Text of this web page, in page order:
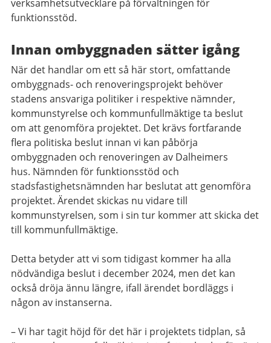
verksamhetsutvecklare på förvaltningen för
funktionsstöd.
Innan ombyggnaden sätter igång
När det handlar om ett så här stort, omfattande
ombyggnads- och renoveringsprojekt behöver
stadens ansvariga politiker i respektive nämnder,
kommunstyrelse och kommunfullmäktige ta beslut
om att genomföra projektet. Det krävs fortfarande
flera politiska beslut innan vi kan påbörja
ombyggnaden och renoveringen av Dalheimers
hus. Nämnden förfunktionsstöd och
stadsfastighetsnämnden har beslutat att genomföra
projektet. Ärendet skickas nu vidare till
kommunstyrelsen, som i sin tur kommer att skicka det
till kommunfullmäktige.
Detta betyder att vi som tidigast kommer ha alla
nödvändiga beslut i december2024, men det kan
också dröja ännu längre, ifall ärendet bordläggs i
någon av instanserna.
– Vi har tagit höjd för det här i projektets tidplan, så